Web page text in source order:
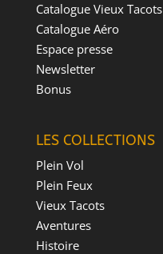
Catalogue Vieux Tacots
Catalogue Aéro
Espace presse
Newsletter
Bonus
LES COLLECTIONS
Plein Vol
Plein Feux
Vieux Tacots
Aventures
Histoire